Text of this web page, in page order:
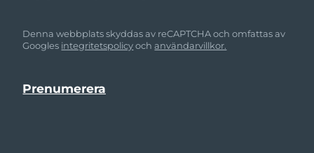
Denna webbplats skyddas av reCAPTCHA och omfattas av
Googles integritetspolicyochanvändarvillkor.